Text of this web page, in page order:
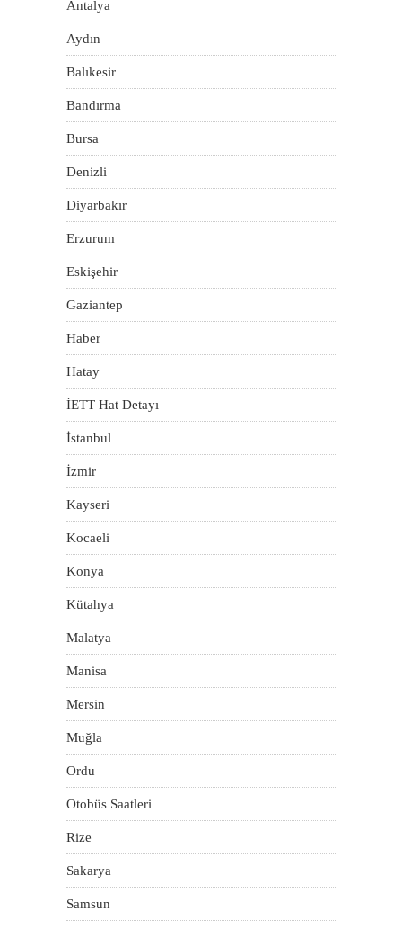
Antalya
Aydın
Balıkesir
Bandırma
Bursa
Denizli
Diyarbakır
Erzurum
Eskişehir
Gaziantep
Haber
Hatay
İETT Hat Detayı
İstanbul
İzmir
Kayseri
Kocaeli
Konya
Kütahya
Malatya
Manisa
Mersin
Muğla
Ordu
Otobüs Saatleri
Rize
Sakarya
Samsun